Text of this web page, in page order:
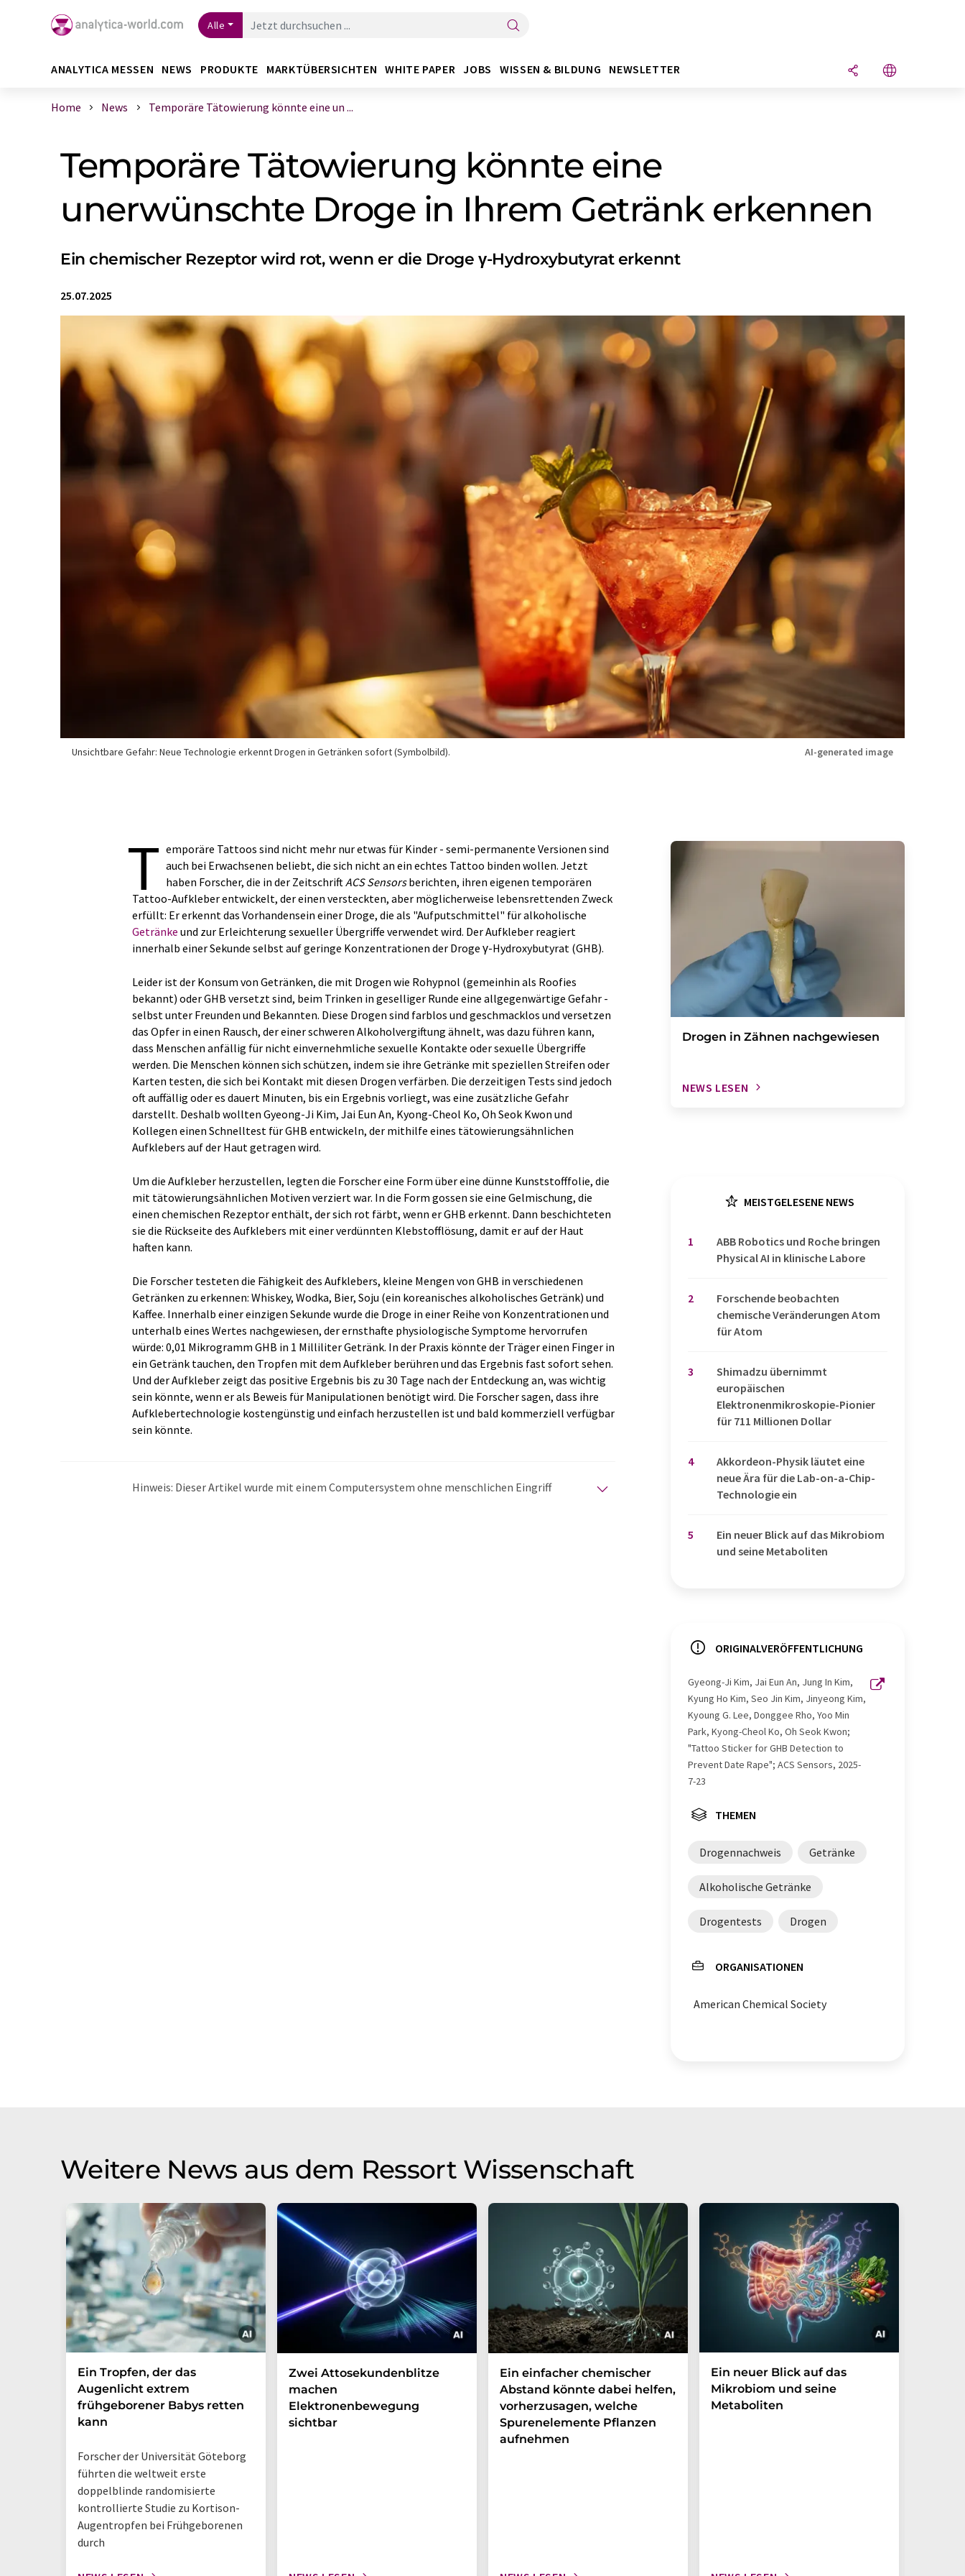
Alle
ANALYTICA MESSEN NEWS PRODUKTE MARKTÜBERSICHTEN WHITE PAPER JOBS WISSEN & BILDUNG NEWSLETTER
Home News Temporäre Tätowierung könnte eine un ...
Temporäre Tätowierung könnte eine
unerwünschte Droge in Ihrem Getränk erkennen
Ein chemischer Rezeptor wird rot, wenn er die Droge γ-Hydroxybutyrat erkennt
25.07.2025
Unsichtbare Gefahr: Neue Technologie erkennt Drogen in Getränken sofort (Symbolbild). AI-generated image
T emporäre Tattoos sind nicht mehr nur etwas für Kinder - semi-permanente Versionen sind
auch bei Erwachsenen beliebt, die sich nicht an ein echtes Tattoo binden wollen. Jetzt
haben Forscher, die in der ZeitschriftACS Sensorsberichten, ihren eigenen temporären
Tattoo-Aufkleber entwickelt, der einen versteckten, aber möglicherweise lebensrettenden Zweck
erfüllt: Er erkennt das Vorhandensein einer Droge, die als "Aufputschmittel" für alkoholische
Getränke und zur Erleichterung sexueller Übergriffe verwendet wird. Der Aufkleber reagiert
innerhalb einer Sekunde selbst auf geringe Konzentrationen der Droge γ-Hydroxybutyrat (GHB).
Leider ist der Konsum von Getränken, die mit Drogen wie Rohypnol (gemeinhin als Roofies
bekannt) oder GHB versetzt sind, beim Trinken in geselliger Runde eine allgegenwärtige Gefahr -
selbst unter Freunden und Bekannten. Diese Drogen sind farblos und geschmacklos und versetzen
das Opfer in einen Rausch, der einer schweren Alkoholvergiftung ähnelt, was dazu führen kann,
dass Menschen anfällig für nicht einvernehmliche sexuelle Kontakte oder sexuelle Übergriffe
werden. Die Menschen können sich schützen, indem sie ihre Getränke mit speziellen Streifen oder
Karten testen, die sich bei Kontakt mit diesen Drogen verfärben. Die derzeitigen Tests sind jedoch
oft auffällig oder es dauert Minuten, bis ein Ergebnis vorliegt, was eine zusätzliche Gefahr
darstellt. Deshalb wollten Gyeong-Ji Kim, Jai Eun An, Kyong-Cheol Ko, Oh Seok Kwon und
Kollegen einen Schnelltest für GHB entwickeln, der mithilfe eines tätowierungsähnlichen
Aufklebers auf der Haut getragen wird.
Um die Aufkleber herzustellen, legten die Forscher eine Form über eine dünne Kunststofffolie, die
mit tätowierungsähnlichen Motiven verziert war. In die Form gossen sie eine Gelmischung, die
einen chemischen Rezeptor enthält, der sich rot färbt, wenn er GHB erkennt. Dann beschichteten
sie die Rückseite des Aufklebers mit einer verdünnten Klebstofflösung, damit er auf der Haut
haften kann.
Die Forscher testeten die Fähigkeit des Aufklebers, kleine Mengen von GHB in verschiedenen
Getränken zu erkennen: Whiskey, Wodka, Bier, Soju (ein koreanisches alkoholisches Getränk) und
Kaffee. Innerhalb einer einzigen Sekunde wurde die Droge in einer Reihe von Konzentrationen und
unterhalb eines Wertes nachgewiesen, der ernsthafte physiologische Symptome hervorrufen
würde: 0,01 Mikrogramm GHB in 1 Milliliter Getränk. In der Praxis könnte der Träger einen Finger in
ein Getränk tauchen, den Tropfen mit dem Aufkleber berühren und das Ergebnis fast sofort sehen.
Und der Aufkleber zeigt das positive Ergebnis bis zu 30 Tage nach der Entdeckung an, was wichtig
sein könnte, wenn er als Beweis für Manipulationen benötigt wird. Die Forscher sagen, dass ihre
Aufklebertechnologie kostengünstig und einfach herzustellen ist und bald kommerziell verfügbar
sein könnte.
Hinweis: Dieser Artikel wurde mit einem Computersystem ohne menschlichen Eingriff
Drogen in Zähnen nachgewiesen
NEWS LESEN
MEISTGELESENE NEWS
1
​​​​​​​ABB Robotics und Roche bringen
Physical AI in klinische Labore
2
Forschende beobachten
chemische Veränderungen Atom
für Atom
3
Shimadzu übernimmt
europäischen
Elektronenmikroskopie-Pionier
für 711 Millionen Dollar
4
Akkordeon-Physik läutet eine
neue Ära für die Lab-on-a-Chip-
Technologie ein
5
Ein neuer Blick auf das Mikrobiom
und seine Metaboliten
ORIGINALVERÖFFENTLICHUNG
Gyeong-Ji Kim, Jai Eun An, Jung In Kim,
Kyung Ho Kim, Seo Jin Kim, Jinyeong Kim,
Kyoung G. Lee, Donggee Rho, Yoo Min
Park, Kyong-Cheol Ko, Oh Seok Kwon;
"Tattoo Sticker for GHB Detection to
Prevent Date Rape"; ACS Sensors, 2025-
7-23
THEMEN
Drogennachweis Getränke
Alkoholische Getränke
Drogentests Drogen
ORGANISATIONEN
American Chemical Society
Weitere News aus dem Ressort Wissenschaft
Ein Tropfen, der das
Augenlicht extrem
frühgeborener Babys retten
kann
Forscher der Universität Göteborg
führten die weltweit erste
doppelblinde randomisierte
kontrollierte Studie zu Kortison-
Augentropfen bei Frühgeborenen
durch
Zwei Attosekundenblitze
machen
Elektronenbewegung
sichtbar
Ein einfacher chemischer
Abstand könnte dabei helfen,
vorherzusagen, welche
Spurenelemente Pflanzen
aufnehmen
Ein neuer Blick auf das
Mikrobiom und seine
Metaboliten